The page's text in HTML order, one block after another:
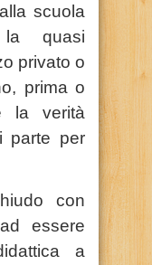
scuola
la quasi
privato o
prima o
la verità
parte per
con
essere
a